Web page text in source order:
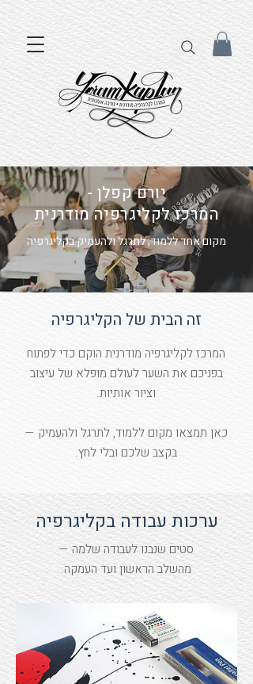
יורם קפלן -
המרכז לקליגרפיה מודרנית
מקום אחד ללמוד, לתרגל ולהעמיק בקליגרפיה
זה הבית של הקליגרפיה
המרכז לקליגרפיה מודרנית הוקם כדי לפתוח
בפניכם את השער לעולם מופלא של עיצוב
וציור אותיות.
כאן תמצאו מקום ללמוד, לתרגל ולהעמיק —
בקצב שלכם ובלי לחץ.
ערכות עבודה בקליגרפיה
סטים שנבנו לעבודה שלמה —
מהשלב הראשון ועד העמקה.